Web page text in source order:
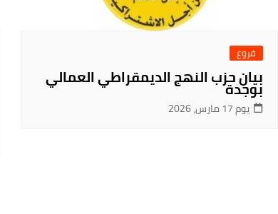
فروع
بيان حزب النهج الديمقراطي العمالي
بوجدة
يوم 17 مارس، 2026